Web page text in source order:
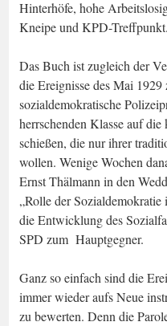
Hinterhöfe, hohe
Kneipe und KPD-Treffpunkt.
Das Buch ist zugleich der
die Ereignisse des Mai
sozialdemokratische
herrschenden Klasse auf
schießen, die nur ihrer
wollen. Wenige Wochen
Ernst Thälmann in den
„Rolle der
die Entwicklung des
SPD zum Hauptgegner.
Ganz so einfach sind die
immer wieder aufs Neue
zu bewerten. Denn die